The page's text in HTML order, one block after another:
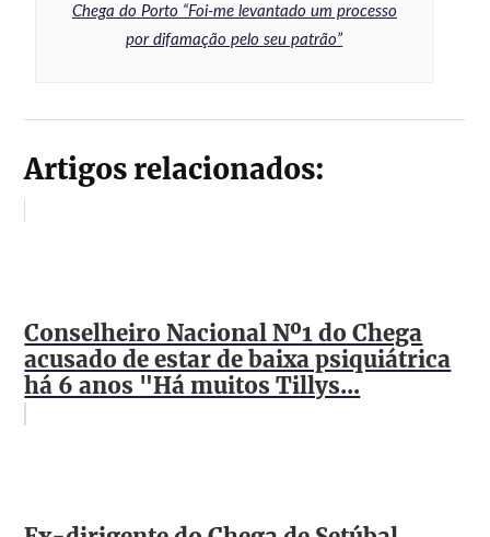
Chega do Porto “Foi-me levantado um processo
por difamação pelo seu patrão”
Artigos relacionados:
Conselheiro Nacional Nº1 do Chega
acusado de estar de baixa psiquiátrica
há 6 anos "Há muitos Tillys...